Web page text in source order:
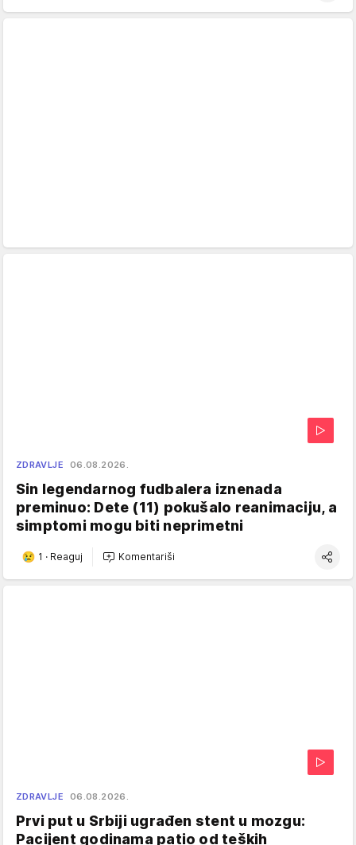
ZDRAVLJE 06.08.2026.
Sin legendarnog fudbalera iznenada
preminuo: Dete (11) pokušalo reanimaciju, a
simptomi mogu biti neprimetni
1 · Reaguj Komentariši
ZDRAVLJE 06.08.2026.
Prvi put u Srbiji ugrađen stent u mozgu:
Pacijent godinama patio od teških